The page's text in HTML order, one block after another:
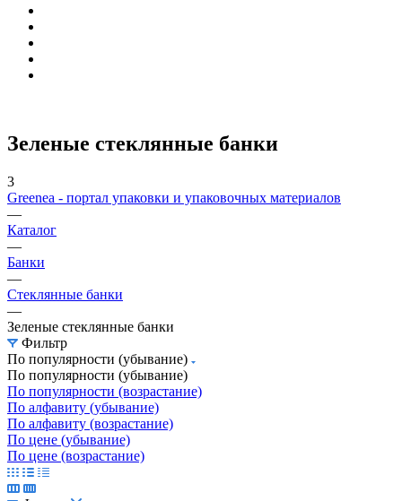
Зеленые стеклянные банки
3
Greenea - портал упаковки и упаковочных материалов
—
Каталог
—
Банки
—
Стеклянные банки
—
Зеленые стеклянные банки
Фильтр
По популярности (убывание)
По популярности (убывание)
По популярности (возрастание)
По алфавиту (убывание)
По алфавиту (возрастание)
По цене (убывание)
По цене (возрастание)